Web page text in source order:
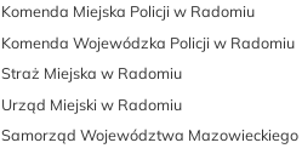
Komenda Miejska Policji w Radomiu
Komenda Wojewódzka Policji w Radomiu
Straż Miejska w Radomiu
Urząd Miejski w Radomiu
Samorząd Województwa Mazowieckiego